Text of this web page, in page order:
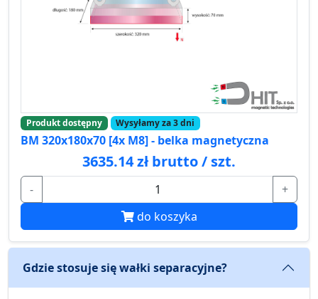
Produkt dostępny Wysyłamy za 3 dni
BM 320x180x70 [4x M8] - belka magnetyczna
3635.14 zł brutto / szt.
-
+
do koszyka
Gdzie stosuje się wałki separacyjne?